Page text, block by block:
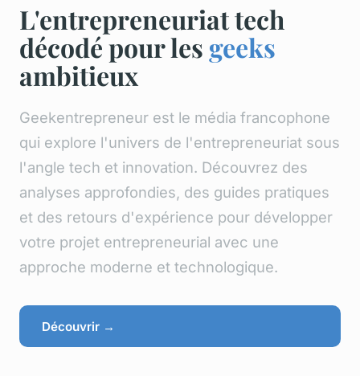
L'entrepreneuriat tech
décodé pour les geeks
ambitieux
Geekentrepreneur est le média francophone
qui explore l'univers de l'entrepreneuriat sous
l'angle tech et innovation. Découvrez des
analyses approfondies, des guides pratiques
et des retours d'expérience pour développer
votre projet entrepreneurial avec une
approche moderne et technologique.
Découvrir →